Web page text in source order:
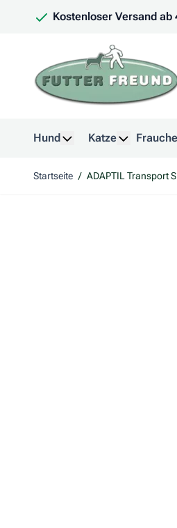
Kostenloser Versand ab
Hund
Katze
Startseite / ADAPTIL Transport